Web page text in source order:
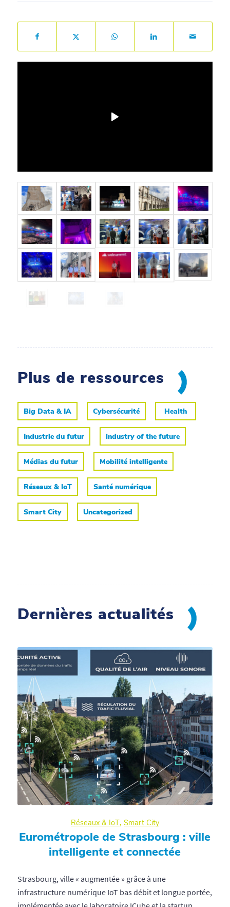
Plus de ressources
Big Data & IA Cybersécurité Health
Industrie du futur industry of the future
Médias du futur Mobilité intelligente
Réseaux & IoT Santé numérique
Smart City Uncategorized
Dernières actualités
Réseaux & IoT, Smart City
Eurométropole de Strasbourg : ville
intelligente et connectée
Strasbourg, ville « augmentée » grâce à une
infrastructure numérique IoT bas débit et longue portée,